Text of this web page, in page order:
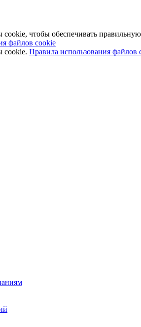
чтобы обеспечивать правильную
файлов cookie
cookie. Правила использования файлов